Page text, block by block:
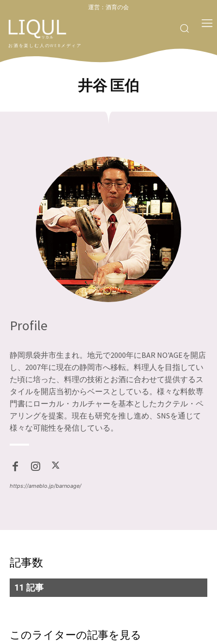
運営： 酒育の会
お酒を楽しむ人のWEBメディア
井谷 匡伯
Profile
静岡県袋井市生まれ。地元で2000年にBAR NO'AGEを開店
し、2007年に現在の静岡市へ移転。料理人を目指してい
た頃に培った、料理の技術とお酒に合わせて提供するス
タイルを開店当初からベースとしている。様々な料飲専
門書にローカル・カルチャーを基本としたカクテル・ペ
アリングを提案。現在も研究を推し進め、SNSを通じて
様々な可能性を発信している。
https://ameblo.jp/barnoage/
記事数
11 記事
このライターの記事を見る